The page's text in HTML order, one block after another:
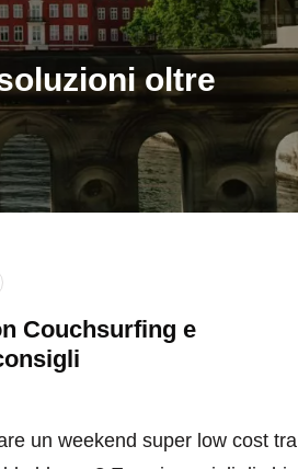
oltre
Couchsurfing e
un weekend super low cost tra